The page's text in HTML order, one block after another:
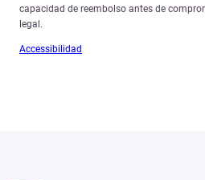
capacidad de reembolso antes de
legal.
Accessibilidad